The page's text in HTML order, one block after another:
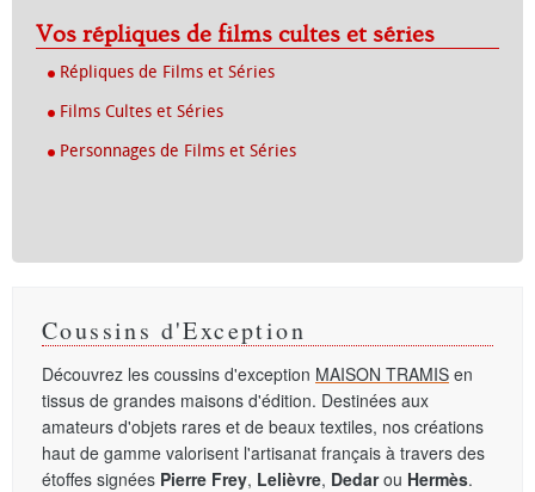
Vos répliques de films cultes et séries
Répliques de Films et Séries
Films Cultes et Séries
Personnages de Films et Séries
Coussins d'Exception
Découvrez les coussins d'exception MAISON TRAMIS en
tissus de grandes maisons d'édition. Destinées aux
amateurs d'objets rares et de beaux textiles, nos créations
haut de gamme valorisent l'artisanat français à travers des
étoffes signées Pierre Frey, Lelièvre, Dedarou Hermès.